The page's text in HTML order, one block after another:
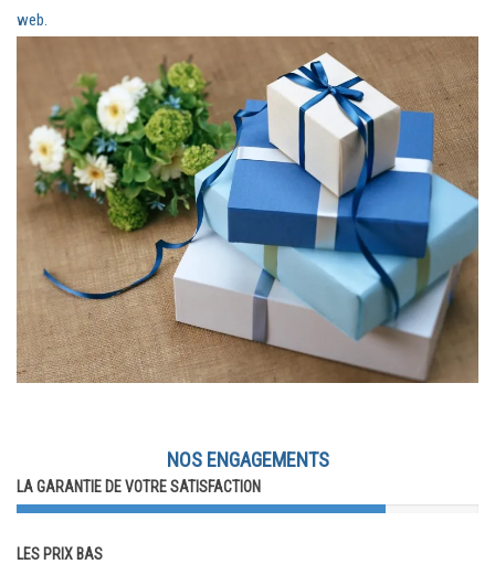
web.
NOS ENGAGEMENTS
LA GARANTIE DE VOTRE SATISFACTION
LES PRIX BAS